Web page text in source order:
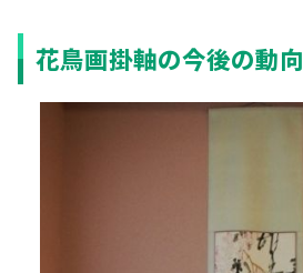
花鳥画掛軸の今後の動向